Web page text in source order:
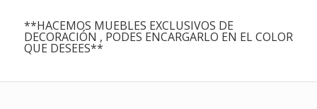
**HACEMOS MUEBLES EXCLUSIVOS DE
DECORACIÓN , PODES ENCARGARLO EN EL COLOR
QUE DESEES**